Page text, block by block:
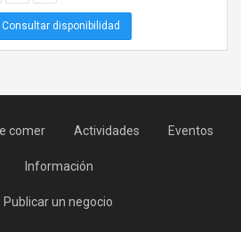
Consultar disponibilidad
comer Actividades Eventos
Información
Publicar un negocio